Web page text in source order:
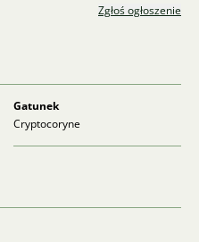
Zgłoś ogłoszenie
Gatunek
Cryptocoryne